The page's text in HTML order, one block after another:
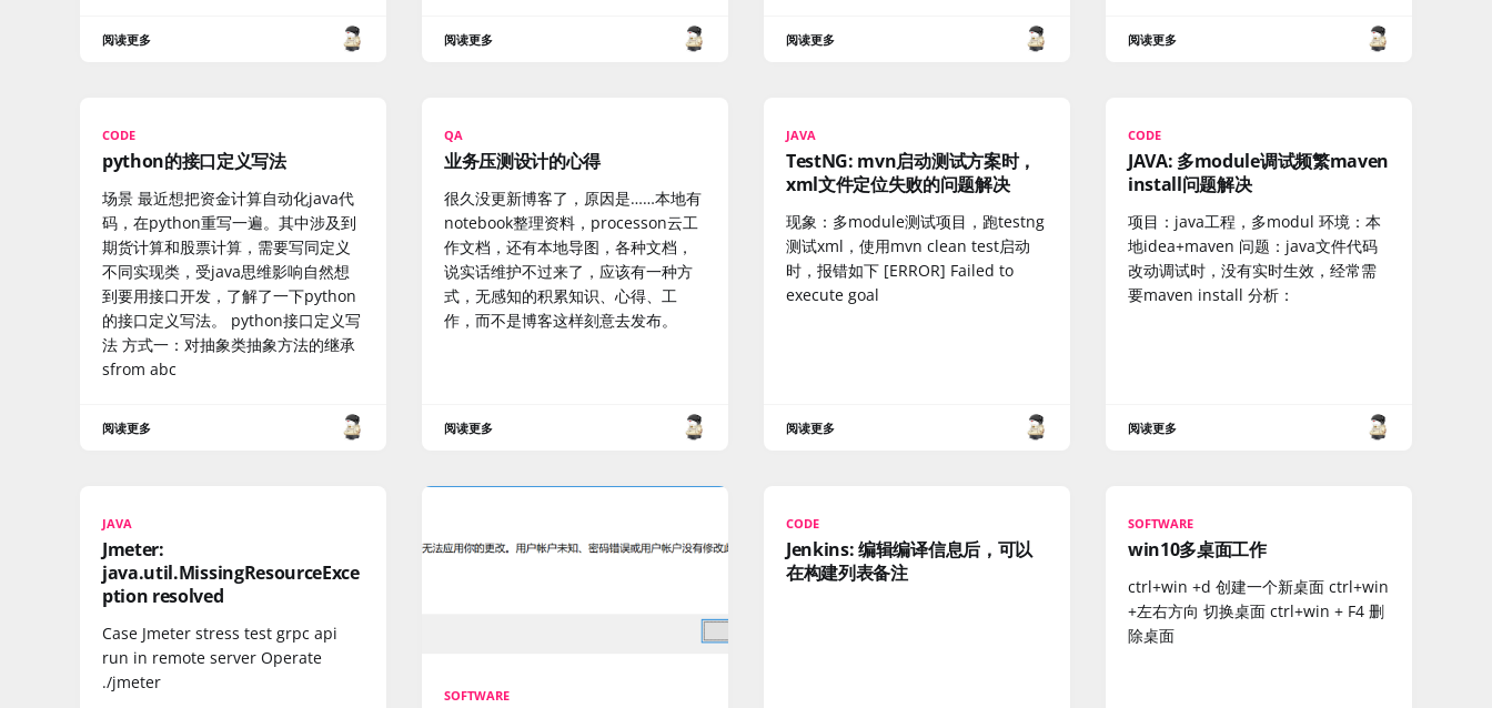
阅读更多 阅读更多 阅读更多 阅读更多
CODE
python的接口定义写法
场景 最近想把资金计算自动化java代
码，在python重写一遍。其中涉及到
期货计算和股票计算，需要写同定义
不同实现类，受java思维影响自然想
到要用接口开发，了解了一下python
的接口定义写法。 python接口定义写
法 方式一：对抽象类抽象方法的继承
sfrom abc
阅读更多
QA
业务压测设计的心得
很久没更新博客了，原因是……本地有
notebook整理资料，processon云工
作文档，还有本地导图，各种文档，
说实话维护不过来了，应该有一种方
式，无感知的积累知识、心得、工
作，而不是博客这样刻意去发布。
阅读更多
JAVA
TestNG: mvn启动测试方案时，
xml文件定位失败的问题解决
现象：多module测试项目，跑testng
测试xml，使用mvn clean test启动
时，报错如下 [ERROR] Failed to
execute goal
阅读更多
CODE
JAVA: 多module调试频繁maven
install问题解决
项目：java工程，多modul‌‌ 环境：本
地idea+maven‌‌ 问题：java文件代码
改动调试时，没有实时生效，经常需
要maven install ‌分析：
阅读更多
JAVA
Jmeter:
java.util.MissingResourceExce
ption resolved
Case Jmeter stress test grpc api
run in remote server Operate
./jmeter
SOFTWARE
CODE
Jenkins: 编辑编译信息后，可以
在构建列表备注
SOFTWARE
win10多桌面工作
ctrl+win +d 创建一个新桌面 ctrl+win
+左右方向 切换桌面 ctrl+win + F4 删
除桌面